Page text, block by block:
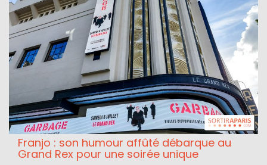
Franjo : son humour affûté débarque au
Grand Rex pour une soirée unique